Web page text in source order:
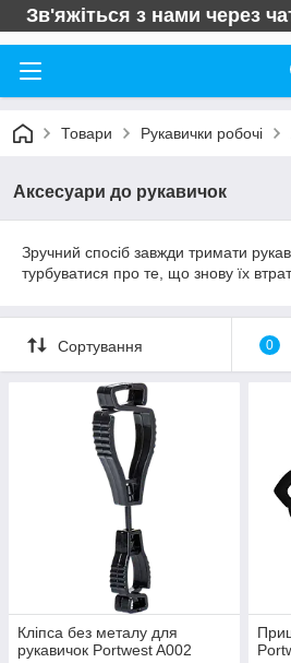
Зв'яжіться з нами через
Товари Рукавички робочі
Аксесуари до рукавичок
Зручний спосіб завжди тримати
турбуватися про те, що знову їх
Сортування 0
Кліпса без металу для
рукавичок Portwest A002